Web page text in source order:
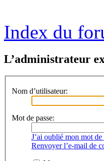
Index du
L’administrateur
Nom d’utilisateur:
Mot de passe:
J’ai oublié mon mot de
Renvoyer l’e-mail de